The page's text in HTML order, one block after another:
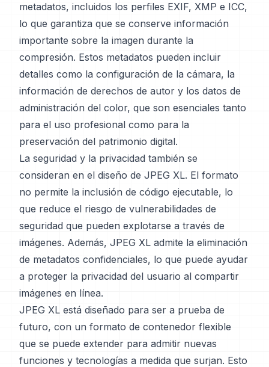
metadatos, incluidos los perfiles EXIF, XMP e ICC,
lo que garantiza que se conserve información
importante sobre la imagen durante la
compresión. Estos metadatos pueden incluir
detalles como la configuración de la cámara, la
información de derechos de autor y los datos de
administración del color, que son esenciales tanto
para el uso profesional como para la
preservación del patrimonio digital.
La seguridad y la privacidad también se
consideran en el diseño de JPEG XL. El formato
no permite la inclusión de código ejecutable, lo
que reduce el riesgo de vulnerabilidades de
seguridad que pueden explotarse a través de
imágenes. Además, JPEG XL admite la eliminación
de metadatos confidenciales, lo que puede ayudar
a proteger la privacidad del usuario al compartir
imágenes en línea.
JPEG XL está diseñado para ser a prueba de
futuro, con un formato de contenedor flexible
que se puede extender para admitir nuevas
funciones y tecnologías a medida que surjan. Esto